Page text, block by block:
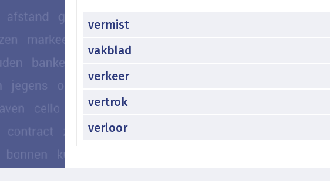
vermist
vakblad
verkeer
vertrok
verloor